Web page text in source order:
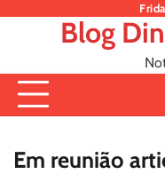
Blog
Em reunião